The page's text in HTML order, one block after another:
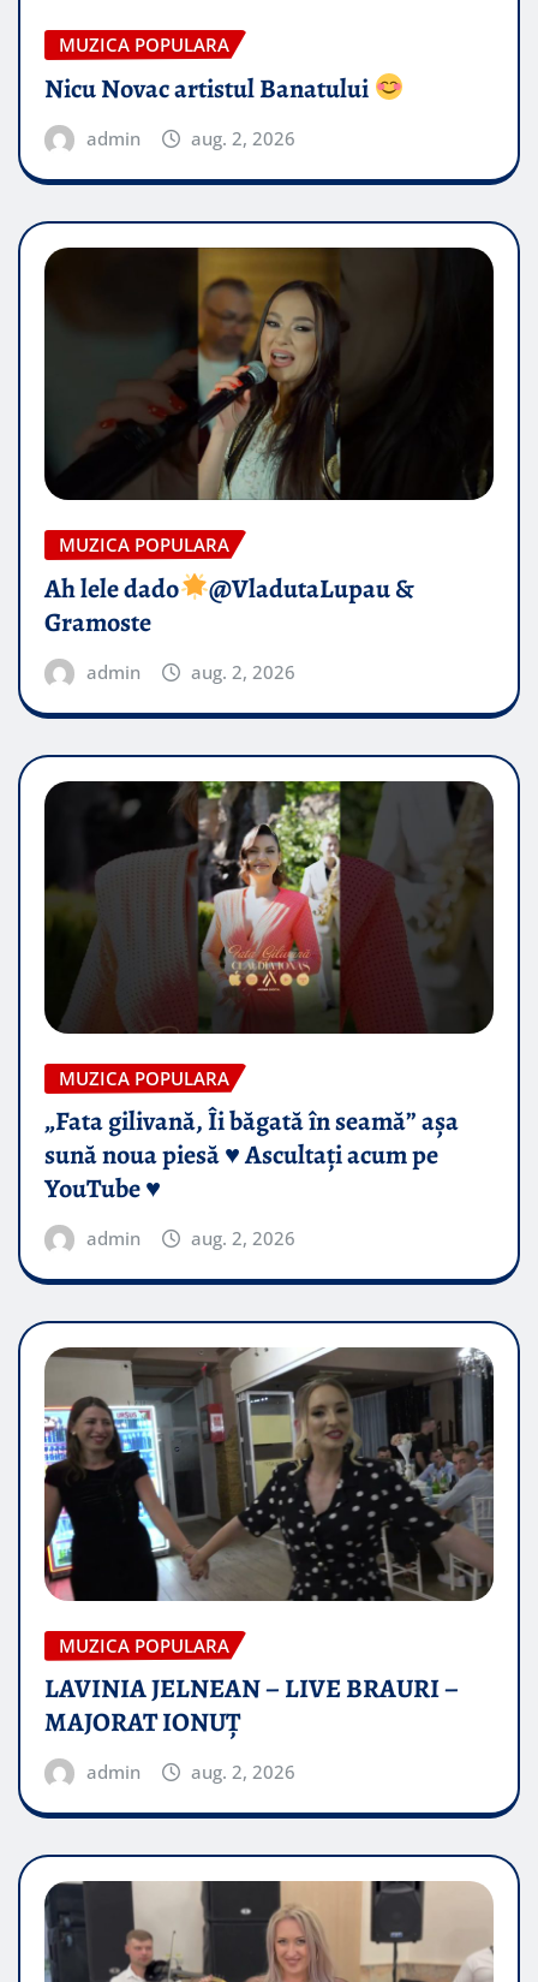
MUZICA POPULARA
Nicu Novac artistul Banatului
admin aug. 2, 2026
MUZICA POPULARA
Ah lele dado​
@VladutaLupau &
Gramoste
admin aug. 2, 2026
MUZICA POPULARA
„Fata gilivană, Îi băgată în seamă” așa
sună noua piesă ♥️ Ascultați acum pe
YouTube ♥️
admin aug. 2, 2026
MUZICA POPULARA
LAVINIA JELNEAN – LIVE BRAURI –
MAJORAT IONUŢ
admin aug. 2, 2026